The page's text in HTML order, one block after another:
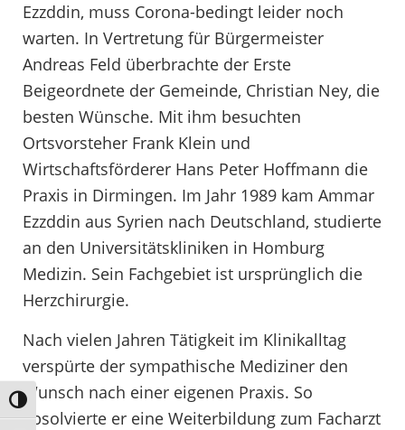
Umschalten auf hohe Kontraste
Ezzddin, muss Corona-bedingt leider noch
warten. In Vertretung für Bürgermeister
Andreas Feld überbrachte der Erste
Beigeordnete der Gemeinde, Christian Ney, die
besten Wünsche. Mit ihm besuchten
Ortsvorsteher Frank Klein und
Wirtschaftsförderer Hans Peter Hoffmann die
Praxis in Dirmingen. Im Jahr 1989 kam Ammar
Ezzddin aus Syrien nach Deutschland, studierte
an den Universitätskliniken in Homburg
Medizin. Sein Fachgebiet ist ursprünglich die
Herzchirurgie.
Nach vielen Jahren Tätigkeit im Klinikalltag
verspürte der sympathische Mediziner den
Wunsch nach einer eigenen Praxis. So
absolvierte er eine Weiterbildung zum Facharzt